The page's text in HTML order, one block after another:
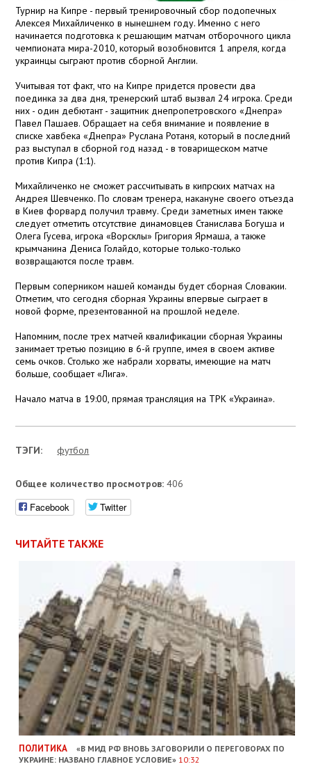
Турнир на Кипре - первый тренировочный сбор подопечных
Алексея Михайличенко в нынешнем году. Именно с него
начинается подготовка к решающим матчам отборочного цикла
чемпионата мира-2010, который возобновится 1 апреля, когда
украинцы сыграют против сборной Англии.
Учитывая тот факт, что на Кипре придется провести два
поединка за два дня, тренерский штаб вызвал 24 игрока. Среди
них - один дебютант - защитник днепропетровского «Днепра»
Павел Пашаев. Обращает на себя внимание и появление в
списке хавбека «Днепра» Руслана Ротаня, который в последний
раз выступал в сборной год назад - в товарищеском матче
против Кипра (1:1).
Михайличенко не сможет рассчитывать в кипрских матчах на
Андрея Шевченко. По словам тренера, накануне своего отъезда
в Киев форвард получил травму. Среди заметных имен также
следует отметить отсутствие динамовцев Станислава Богуша и
Олега Гусева, игрока «Ворсклы» Григория Ярмаша, а также
крымчанина Дениса Голайдо, которые только-только
возвращаются после травм.
Первым соперником нашей команды будет сборная Словакии.
Отметим, что сегодня сборная Украины впервые сыграет в
новой форме, презентованной на прошлой неделе.
Напомним, после трех матчей квалификации сборная Украины
занимает третью позицию в 6-й группе, имея в своем активе
семь очков. Столько же набрали хорваты, имеющие на матч
больше, сообщает «Лига».
Начало матча в 19:00, прямая трансляция на ТРК «Украина».
ТЭГИ: футбол
Общее количество просмотров: 406
Facebook Twitter
ЧИТАЙТЕ ТАКЖЕ
ПОЛИТИКА
«В МИД РФ ВНОВЬ ЗАГОВОРИЛИ О ПЕРЕГОВОРАХ ПО
УКРАИНЕ: НАЗВАНО ГЛАВНОЕ УСЛОВИЕ» 10:32